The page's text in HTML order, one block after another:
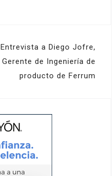
Entrevista a Diego Jofre,
Gerente de Ingeniería de
producto de Ferrum